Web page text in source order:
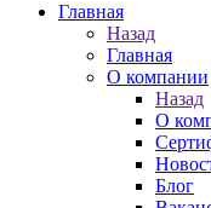
Главная
Назад
Главная
О компании
Назад
О
Блог